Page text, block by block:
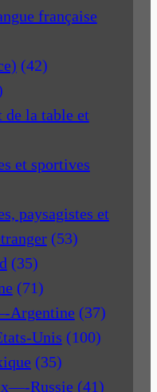
française
(42)
de la table et
et sportives
paysagistes et
(53)
(35)
(71)
Argentine (37)
Unis (100)
(35)
x—-Russie (41)